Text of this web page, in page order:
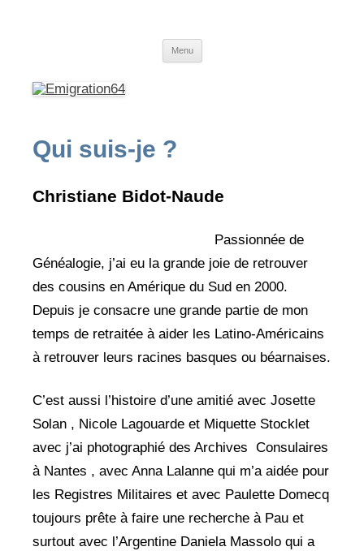
Menu
au
Qui suis-je ?
Christiane Bidot-Naude
Passionnée de
Généalogie, j’ai eu la grande joie de retrouver
des cousins en Amérique du Sud en 2000.
Depuis je consacre une grande partie de mon
temps de retraitée à aider les Latino-Américains
à retrouver leurs racines basques ou béarnaises.
C’est aussi l’histoire d’une amitié avec Josette
Solan , Nicole Lagouarde et Miquette Stocklet
avec j’ai photographié des Archives Consulaires
à Nantes , avec Anna Lalanne qui m’a aidée pour
les Registres Militaires et avec Paulette Domecq
toujours prête à faire une recherche à Pau et
surtout avec l’Argentine Daniela Massolo qui a